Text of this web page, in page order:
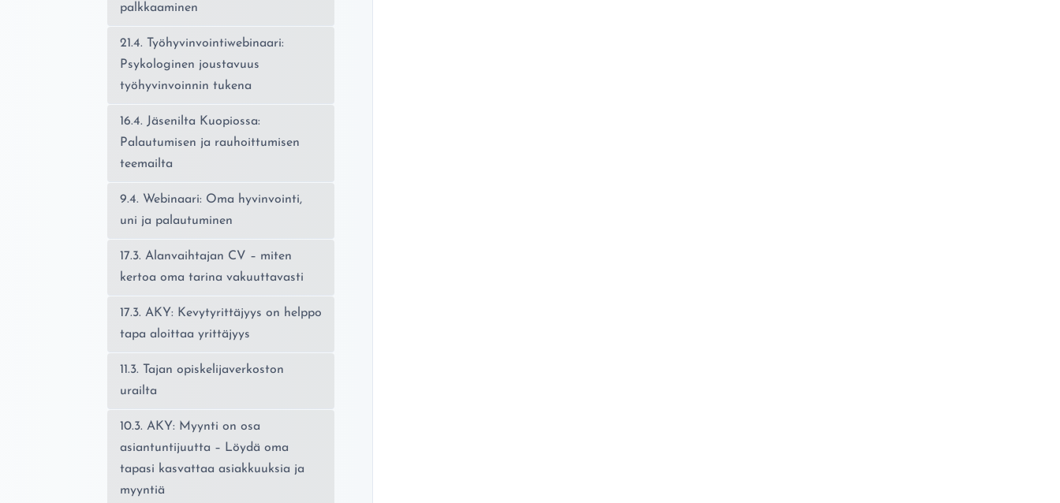
palkkaaminen
21.4. Työhyvinvointiwebinaari:
Psykologinen joustavuus
työhyvinvoinnin tukena
16.4. Jäsenilta Kuopiossa:
Palautumisen ja rauhoittumisen
teemailta
9.4. Webinaari: Oma hyvinvointi,
uni ja palautuminen
17.3. Alanvaihtajan CV – miten
kertoa oma tarina vakuuttavasti
17.3. AKY: Kevytyrittäjyys on helppo
tapa aloittaa yrittäjyys
11.3. Tajan opiskelijaverkoston
urailta
10.3. AKY: Myynti on osa
asiantuntijuutta – Löydä oma
tapasi kasvattaa asiakkuuksia ja
myyntiä